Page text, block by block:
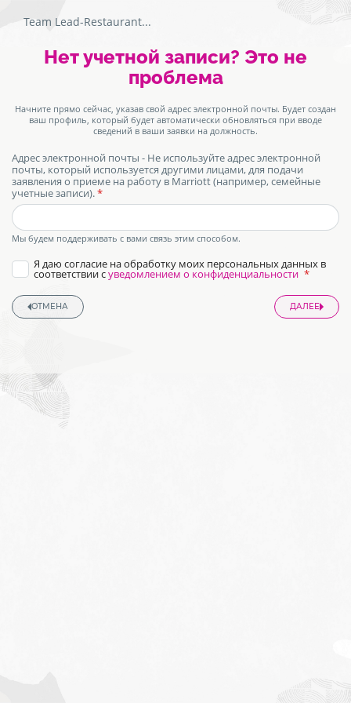
Team Lead-Restaurant...
Экран
аутентификации.
Нет учетной записи? Это не
проблема
Начните прямо сейчас, указав свой адрес электронной почты. Будет создан
ваш профиль, который будет автоматически обновляться при вводе
сведений в ваши заявки на должность.
Адрес электронной почты - Не используйте адрес электронной
почты, который используется другими лицами, для подачи
заявления о приеме на работу в Marriott (например, семейные
учетные записи).
honeypot
Мы будем поддерживать с вами связь этим способом.
Я даю согласие на обработку моих персональных данных в
соответствии суведомлением о конфиденциальности
ОТМЕНА ДАЛЕЕ